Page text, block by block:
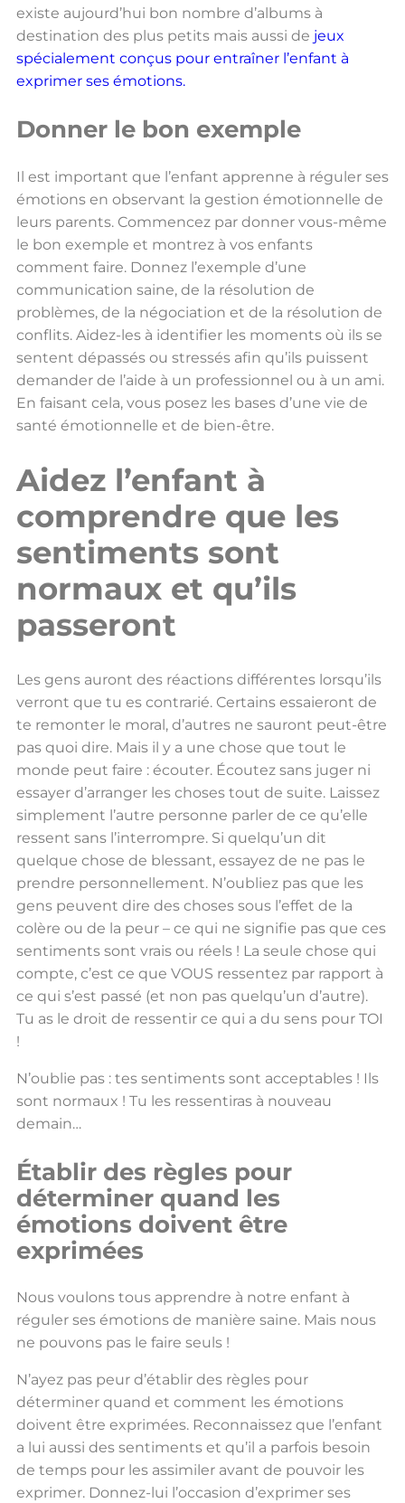
existe aujourd’hui bon nombre d’albums à
destination des plus petits mais aussi de jeux
spécialement conçus pour entraîner l’enfant à
exprimer ses émotions.
Donner le bon exemple
Il est important que l’enfant apprenne à réguler ses
émotions en observant la gestion émotionnelle de
leurs parents. Commencez par donner vous-même
le bon exemple et montrez à vos enfants
comment faire. Donnez l’exemple d’une
communication saine, de la résolution de
problèmes, de la négociation et de la résolution de
conflits. Aidez-les à identifier les moments où ils se
sentent dépassés ou stressés afin qu’ils puissent
demander de l’aide à un professionnel ou à un ami.
En faisant cela, vous posez les bases d’une vie de
santé émotionnelle et de bien-être.
Aidez l’enfant à
comprendre que les
sentiments sont
normaux et qu’ils
passeront
Les gens auront des réactions différentes lorsqu’ils
verront que tu es contrarié. Certains essaieront de
te remonter le moral, d’autres ne sauront peut-être
pas quoi dire. Mais il y a une chose que tout le
monde peut faire : écouter. Écoutez sans juger ni
essayer d’arranger les choses tout de suite. Laissez
simplement l’autre personne parler de ce qu’elle
ressent sans l’interrompre. Si quelqu’un dit
quelque chose de blessant, essayez de ne pas le
prendre personnellement. N’oubliez pas que les
gens peuvent dire des choses sous l’effet de la
colère ou de la peur – ce qui ne signifie pas que ces
sentiments sont vrais ou réels ! La seule chose qui
compte, c’est ce que VOUS ressentez par rapport à
ce qui s’est passé (et non pas quelqu’un d’autre).
Tu as le droit de ressentir ce qui a du sens pour TOI
!
N’oublie pas : tes sentiments sont acceptables ! Ils
sont normaux ! Tu les ressentiras à nouveau
demain…
Établir des règles pour
déterminer quand les
émotions doivent être
exprimées
Nous voulons tous apprendre à notre enfant à
réguler ses émotions de manière saine. Mais nous
ne pouvons pas le faire seuls !
N’ayez pas peur d’établir des règles pour
déterminer quand et comment les émotions
doivent être exprimées. Reconnaissez que l’enfant
a lui aussi des sentiments et qu’il a parfois besoin
de temps pour les assimiler avant de pouvoir les
exprimer. Donnez-lui l’occasion d’exprimer ses